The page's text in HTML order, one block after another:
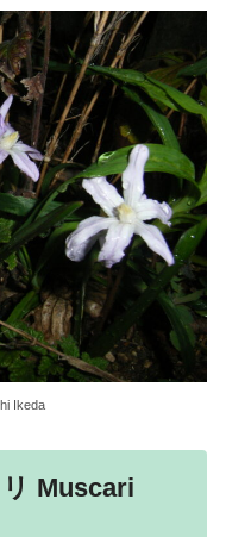
Ikeda
Muscari